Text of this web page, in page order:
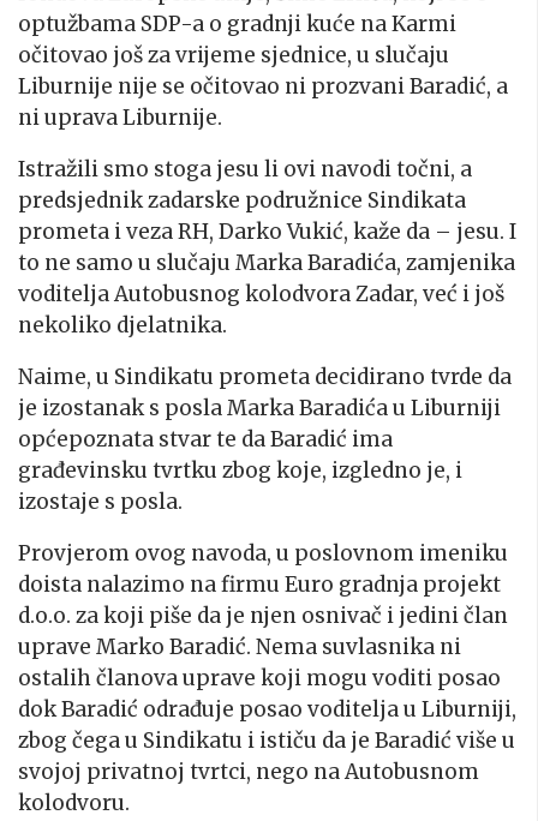
optužbama SDP-a o gradnji kuće na Karmi
očitovao još za vrijeme sjednice, u slučaju
Liburnije nije se očitovao ni prozvani Baradić, a
ni uprava Liburnije.
Istražili smo stoga jesu li ovi navodi točni, a
predsjednik zadarske podružnice Sindikata
prometa i veza RH, Darko Vukić, kaže da – jesu. I
to ne samo u slučaju Marka Baradića, zamjenika
voditelja Autobusnog kolodvora Zadar, već i još
nekoliko djelatnika.
Naime, u Sindikatu prometa decidirano tvrde da
je izostanak s posla Marka Baradića u Liburniji
općepoznata stvar te da Baradić ima
građevinsku tvrtku zbog koje, izgledno je, i
izostaje s posla.
Provjerom ovog navoda, u poslovnom imeniku
doista nalazimo na firmu Euro gradnja projekt
d.o.o. za koji piše da je njen osnivač i jedini član
uprave Marko Baradić. Nema suvlasnika ni
ostalih članova uprave koji mogu voditi posao
dok Baradić odrađuje posao voditelja u Liburniji,
zbog čega u Sindikatu i ističu da je Baradić više u
svojoj privatnoj tvrtci, nego na Autobusnom
kolodvoru.